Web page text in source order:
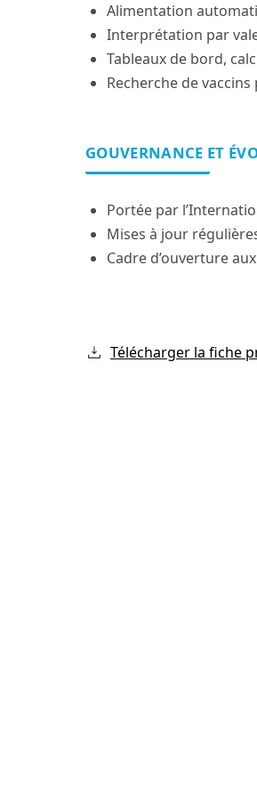
Alimentation
Interprétation par
Tableaux de bord,
Recherche de
GOUVERNANCE ET
Portée par
Mises à jour
Cadre d’ouverture
Télécharger la fiche